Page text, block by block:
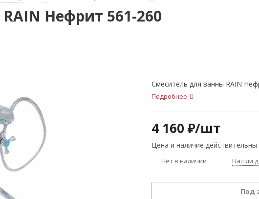
Нефрит 561-260
Смеситель для ванны RAIN
Подробнее
4 160 ₽/шт
Цена и наличие
Нет в наличии Нашли
Под